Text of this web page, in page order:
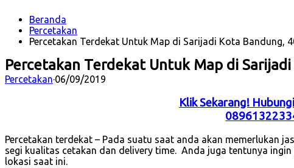
Beranda
Percetakan
Percetakan Terdekat Untuk Map di Sarijadi Kota Bandung,
Percetakan Terdekat Untuk Map di
Percetakan·06/09/2019
Klik Sekarang!
Percetakan terdekat – Pada suatu saat anda akan memerlukan
segi kualitas cetakan dan delivery time. Anda juga tentunya
lokasi saat ini.